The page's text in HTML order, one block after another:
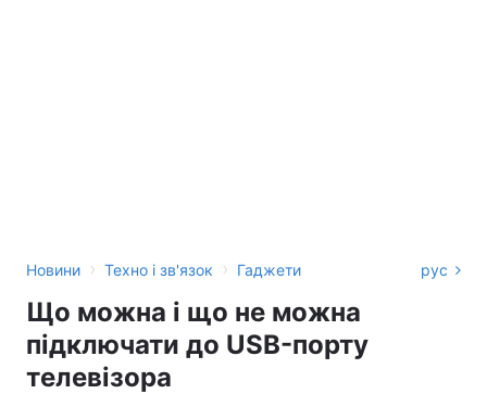
Новини › Техно і зв'язок › Гаджети рус
Що можна і що не можна
підключати до USB-порту
телевізора